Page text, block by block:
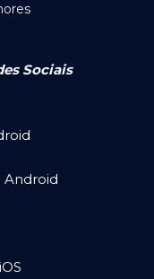
Sociais
Android